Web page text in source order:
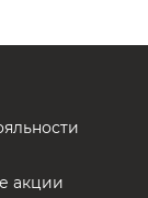
акции